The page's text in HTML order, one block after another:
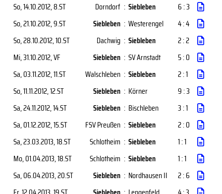
So, 14.10.2012, 8.ST Dorndorf : Siebleben
6 : 3
So, 21.10.2012, 9.ST Siebleben : Westerengel
4 : 4
So, 28.10.2012, 10.ST Dachwig : Siebleben
2 : 2
Mi, 31.10.2012, VF Siebleben : SV Arnstadt
5 : 0
Sa, 03.11.2012, 11.ST Walschleben : Siebleben
2 : 1
So, 11.11.2012, 12.ST Siebleben : Körner
9 : 3
Sa, 24.11.2012, 14.ST Siebleben : Bischleben
3 : 1
Sa, 01.12.2012, 15.ST FSV Preußen : Siebleben
2 : 0
Sa, 23.03.2013, 18.ST Schlotheim : Siebleben
1 : 1
Mo, 01.04.2013, 18.ST Schlotheim : Siebleben
1 : 1
Sa, 06.04.2013, 20.ST Siebleben : Nordhausen II
2 : 6